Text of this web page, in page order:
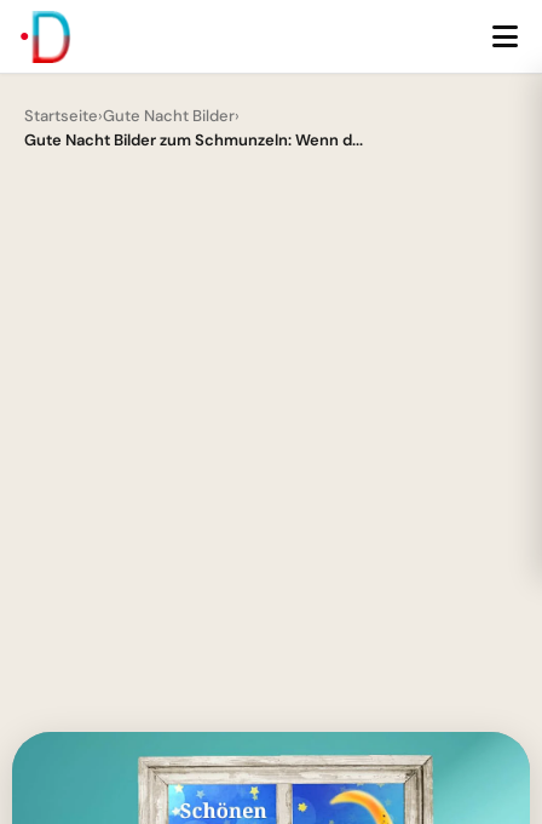
Startseite›Gute Nacht Bilder›
Gute Nacht Bilder zum Schmunzeln: Wenn d...